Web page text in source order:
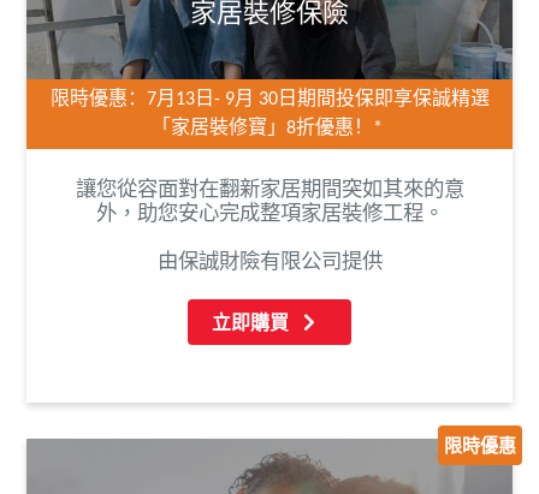
家居裝修保險
限時優惠： 7月 13日 - 9月 30日期間投保即享保誠精選
「家居裝修寶」 8折優惠！ *
讓您從容面對在翻新家居期間突如其來的意
外，助您安心完成整項家居裝修工程。
由保誠財險有限公司提供
立即購買
限時優惠